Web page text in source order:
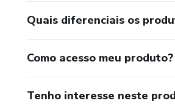
Quais diferenciais os
Como acesso meu produto?
Tenho interesse neste